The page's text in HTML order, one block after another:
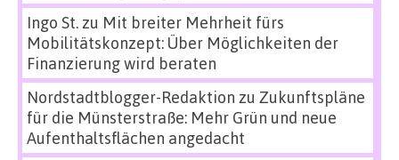
Ingo St.zu Mit breiter Mehrheit fürs
Mobilitätskonzept: Über Möglichkeiten der
Finanzierung wird beraten
Nordstadtblogger-Redaktion zu Zukunftspläne
für die Münsterstraße: Mehr Grün und neue
Aufenthaltsflächen angedacht